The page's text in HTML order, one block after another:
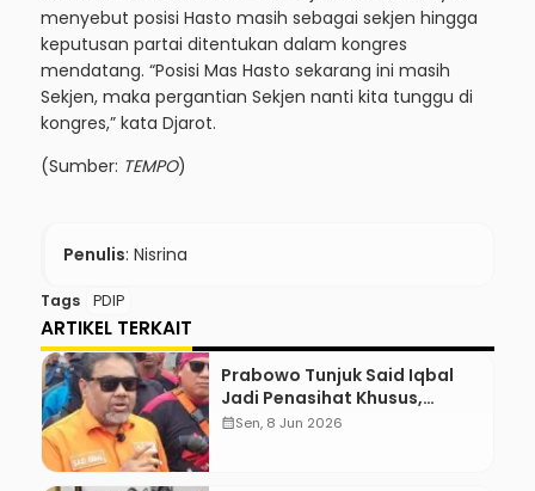
menyebut posisi Hasto masih sebagai sekjen hingga
keputusan partai ditentukan dalam kongres
mendatang. “Posisi Mas Hasto sekarang ini masih
Sekjen, maka pergantian Sekjen nanti kita tunggu di
kongres,” kata Djarot.
(Sumber: TEMPO)
Penulis: Nisrina
Tags PDIP
ARTIKEL TERKAIT
Prabowo Tunjuk Said Iqbal
Jadi Penasihat Khusus,
Mengapa?
calendar_monthSen, 8 Jun 2026